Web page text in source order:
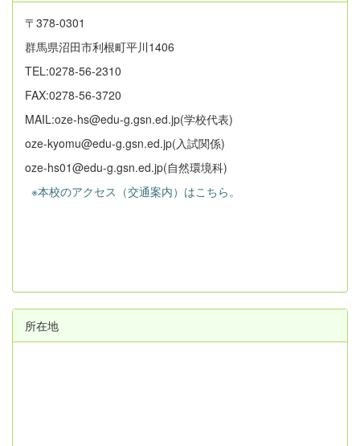
〒378-0301
群馬県沼田市利根町平川1406
TEL:0278-56-2310
FAX:0278-56-3720
MAIL:oze-hs@edu-g.gsn.ed.jp(学校代表)
oze-kyomu@edu-g.gsn.ed.jp(入試関係)
oze-hs01@edu-g.gsn.ed.jp(自然環境科)
※本校のアクセス（交通案内）はこちら。
所在地